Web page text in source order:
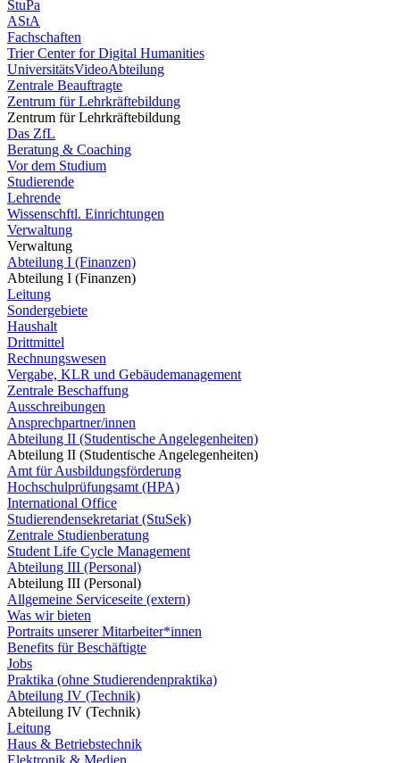
StuPa
AStA
Fachschaften
Trier Center for Digital Humanities
UniversitätsVideoAbteilung
Zentrale Beauftragte
Zentrum für Lehrkräftebildung
Zentrum für Lehrkräftebildung
Das ZfL
Beratung & Coaching
Vor dem Studium
Studierende
Lehrende
Wissenschftl. Einrichtungen
Verwaltung
Verwaltung
Abteilung I (Finanzen)
Abteilung I (Finanzen)
Leitung
Sondergebiete
Haushalt
Drittmittel
Rechnungswesen
Vergabe, KLR und Gebäudemanagement
Zentrale Beschaffung
Ausschreibungen
Ansprechpartner/innen
Abteilung II (Studentische Angelegenheiten)
Abteilung II (Studentische Angelegenheiten)
Amt für Ausbildungsförderung
Hochschulprüfungsamt (HPA)
International Office
Studierendensekretariat (StuSek)
Zentrale Studienberatung
Student Life Cycle Management
Abteilung III (Personal)
Abteilung III (Personal)
Allgemeine Serviceseite (extern)
Was wir bieten
Portraits unserer Mitarbeiter*innen
Benefits für Beschäftigte
Jobs
Praktika (ohne Studierendenpraktika)
Abteilung IV (Technik)
Abteilung IV (Technik)
Leitung
Haus & Betriebstechnik
Elektronik & Medien